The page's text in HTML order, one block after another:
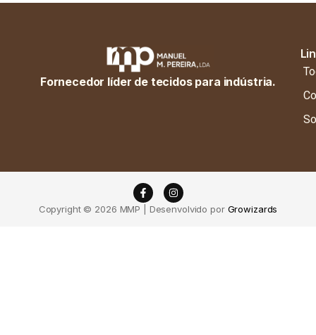
Fornecedor líder de tecidos para indústria.
Copyright © 2026 MMP | Desenvolvido por Growizards